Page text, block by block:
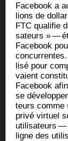
Face­book a
lions de
FTC qua­li­fie
sa­teurs » —
Face­book
li­sé pour
vaient
Face­book
se
teurs comme
pri­vé vir­tuel
uti­li­sa­teurs —
ligne des